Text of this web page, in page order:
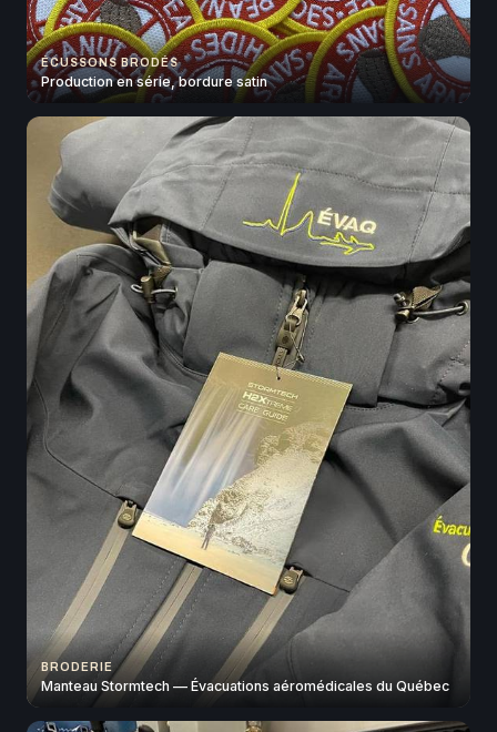
ÉCUSSONS BRODÉS
Production en série, bordure satin
BRODERIE
Manteau Stormtech — Évacuations aéromédicales du Québec